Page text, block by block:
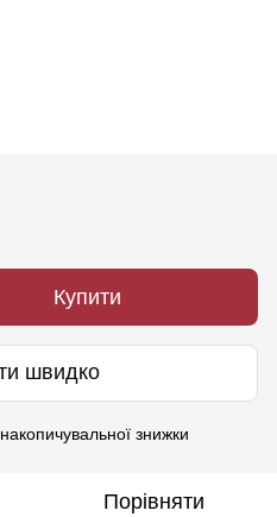
Купити
швидко
знижки
Порівняти